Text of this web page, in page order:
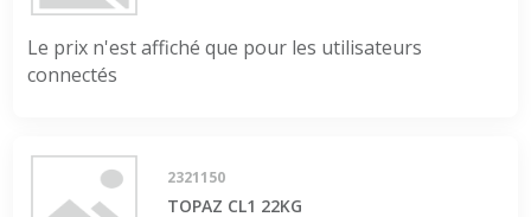
Le prix n'est affiché que pour les utilisateurs
connectés
2321150
TOPAZ CL1 22KG